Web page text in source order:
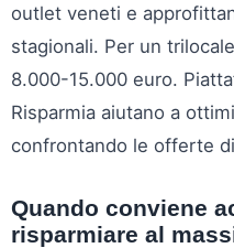
outlet veneti e
stagionali. Per un
8.000-15.000 euro.
Risparmia aiutano a
confrontando le offerte
Quando conviene
risparmiare al